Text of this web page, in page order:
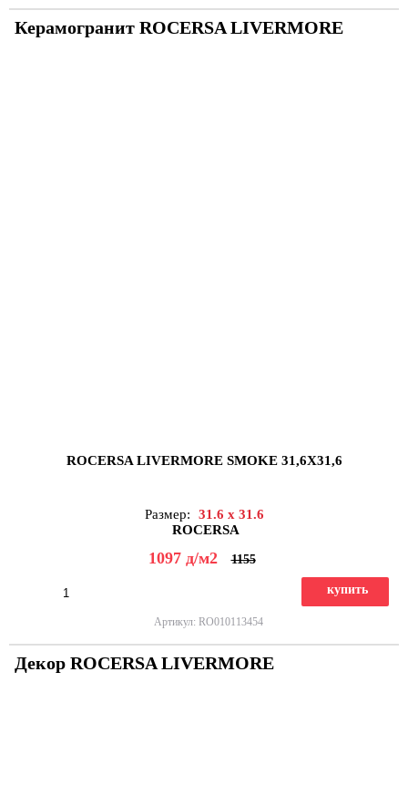
Керамогранит ROCERSA LIVERMORE
ROCERSA LIVERMORE SMOKE 31,6X31,6
Размер:
31.6 x 31.6
ROCERSA
1097 д/м2 1155
купить
Артикул: RO010113454
Декор ROCERSA LIVERMORE